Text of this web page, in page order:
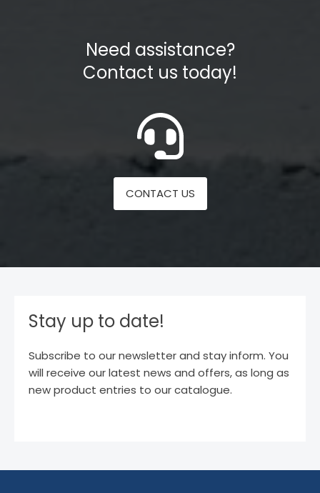
Need assistance?
Contact us today!
CONTACT US
Stay up to date!
Subscribe to our newsletter and stay inform. You
will receive our latest news and offers, as long as
new product entries to our catalogue.